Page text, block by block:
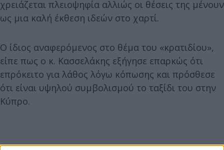
χρειάζεται πλειοψηφία αλλιώς οι θέσεις της μένουν
ως μια καλή έκθεση ιδεών στο χαρτί.
Ο ίδιος αναφερόμενος στο θέμα του «κρατιδίου»,
είπε πως ο κ. Κασσελάκης εξήγησε επαρκώς ότι
επρόκειτο για λάθος λόγω κόπωσης και πρόσθεσε
ότι είναι υψηλού συμβολισμού το ταξίδι του στην
Κύπρο.